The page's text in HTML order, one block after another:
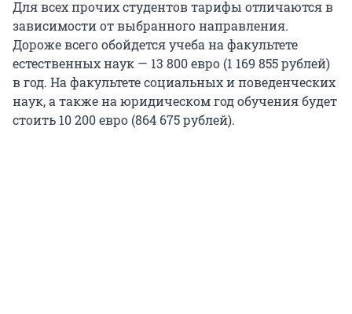
Для всех прочих студентов тарифы отличаются в
зависимости от выбранного направления.
Дороже всего обойдется учеба на факультете
естественных наук — 13 800евро (1 169 855рублей)
в год. На факультете социальных и поведенческих
наук, а также на юридическом год обучения будет
стоить 10 200евро (864 675рублей).